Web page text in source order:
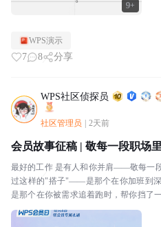
9+
WPS演示
7 8 分享
WPS社区侦探员
社区管理员 2天前
会员故事征稿 | 敬每一段职场
最好的工作 是有人和你并肩——敬每一
过这样的"搭子"——是那个在你加班到深
是那个在你被需求追着跑时，帮你挡了
有个公式错了，顺手帮你改好的邻桌；还